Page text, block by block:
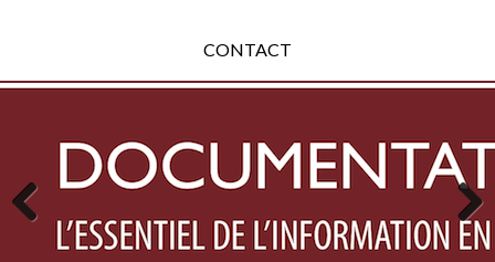
CONTACT
Previous Next